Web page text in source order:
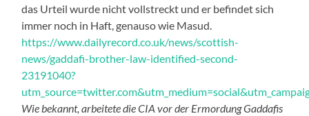
das Urteil wurde nicht vollstreckt und er befindet sich
immer noch in Haft, genauso wie Masud.
https://www.dailyrecord.co.uk/news/scottish-
news/gaddafi-brother-law-identified-second-
23191040?
Wie bekannt, arbeitete die CIA vor der Ermordung Gaddafis